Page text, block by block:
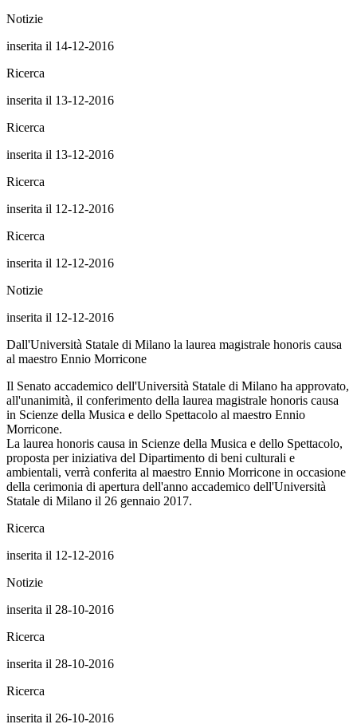
Notizie
inserita il 14-12-2016
Ricerca
inserita il 13-12-2016
Ricerca
inserita il 13-12-2016
Ricerca
inserita il 12-12-2016
Ricerca
inserita il 12-12-2016
Notizie
inserita il 12-12-2016
Dall'Università Statale di Milano la laurea magistrale honoris causa
al maestro Ennio Morricone
Il Senato accademico dell'Università Statale di Milano ha approvato,
all'unanimità, il conferimento della laurea magistrale honoris causa
in Scienze della Musica e dello Spettacolo al maestro Ennio
Morricone.
La laurea honoris causa in Scienze della Musica e dello Spettacolo,
proposta per iniziativa del Dipartimento di beni culturali e
ambientali, verrà conferita al maestro Ennio Morricone in occasione
della cerimonia di apertura dell'anno accademico dell'Università
Statale di Milano il 26 gennaio 2017.
Ricerca
inserita il 12-12-2016
Notizie
inserita il 28-10-2016
Ricerca
inserita il 28-10-2016
Ricerca
inserita il 26-10-2016